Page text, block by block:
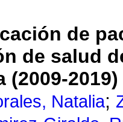
de
de salud
(2009-2019)
Natalia;